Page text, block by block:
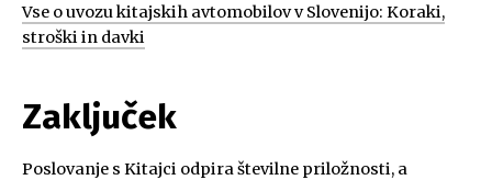
Vse o uvozu kitajskih avtomobilov v Slovenijo: Koraki,
stroški in davki
Zaključek
Poslovanje s Kitajci odpira številne priložnosti, a